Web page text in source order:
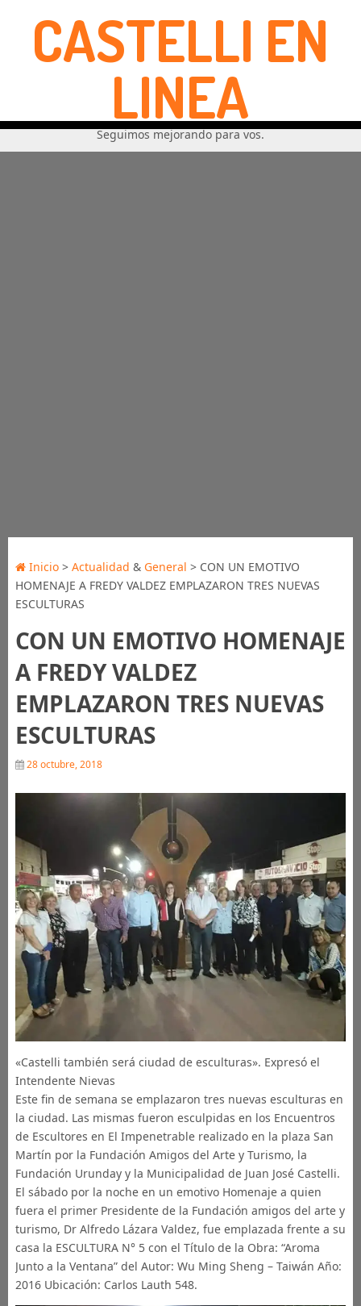
CASTELLI EN
LINEA
Seguimos mejorando para vos.
Inicio> Actualidad & General > CON UN EMOTIVO
HOMENAJE A FREDY VALDEZ EMPLAZARON TRES NUEVAS
ESCULTURAS
CON UN EMOTIVO HOMENAJE
A FREDY VALDEZ
EMPLAZARON TRES NUEVAS
ESCULTURAS
28 octubre, 2018
«Castelli también será ciudad de esculturas». Expresó el
Intendente Nievas
Este fin de semana se emplazaron tres nuevas esculturas en
la ciudad. Las mismas fueron esculpidas en los Encuentros
de Escultores en El Impenetrable realizado en la plaza San
Martín por la Fundación Amigos del Arte y Turismo, la
Fundación Urunday y la Municipalidad de Juan José Castelli.
El sábado por la noche en un emotivo Homenaje a quien
fuera el primer Presidente de la Fundación amigos del arte y
turismo, Dr Alfredo Lázara Valdez, fue emplazada frente a su
casa la ESCULTURA N° 5 con el Título de la Obra: “Aroma
Junto a la Ventana” del Autor: Wu Ming Sheng – Taiwán Año:
2016 Ubicación: Carlos Lauth 548.